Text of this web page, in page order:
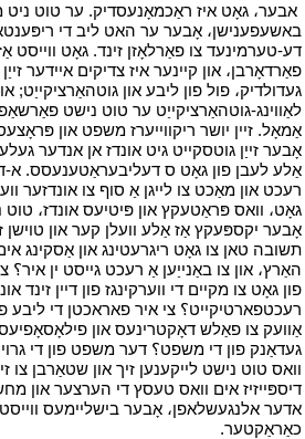
אבער، גאָט איז ראַכמאָנעסדיק. ער טוט ניט
באשעפענישן، אָבער ער האט ליב די
דע-טערמינעד צו פאַרלאָזן זינד. גאָט ווייסט
פאַרדאָרבן، און קיינער איז צדיקים איידער
געדולדיק، פול פון ליבע און גוטהאַרציקייַט; און
לאַווינג-גוטהאַרציקייַט ער טוט נישט
אַמאָל. זיין יושר ריקווייערז משפט און
אָבער זייַן גוטסקייט גיט אונדז אן אנדער
אַלע לעבן פון גאָט ס דעליבעראַטענעסס. א-
רעכט און מאַכט צו לייגן אַ סוף צו אונדזער
גאָט، וואס פּראַטעקץ און פּיטיעס אונדז، טוט
אָבער יקספּעקץ אַז אַלע וועלן קער און
תשובה טאן צו גאָט ריגרעטינג און אַסקינג
האַרץ، און צו באַנייַען אַ רעכט גייסט ין איר؟
פון גאָט צו מקיים די ווערקינגז פון דיין זינד
רעכטפארטיקייט؟ צי איר פאראכטן די ליבע
אַוועק צו פאַלש דאָקטרינעס און
געדאַנק פון די משפט؟ דער משפט פון די
וואס טוט נישט לייקענען זיך און שטאַרבן צו
דיספּייזיז אים וואס טעסץ די הערצער און
אדער אלנגעשלאפן، אָבער בישליימעס
כאַראַקטער.